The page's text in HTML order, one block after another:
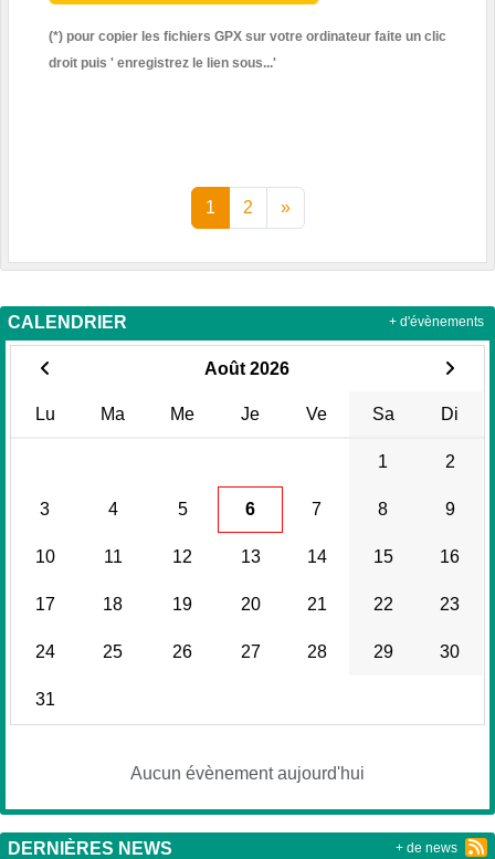
(*) pour copier les fichiers GPX sur votre ordinateur faite un clic
droit puis ' enregistrez le lien sous...'
1 2 »
CALENDRIER
Août 2026
Lu Ma Me Je Ve Sa Di
1 2
3 4 5 6 7 8 9
10 11 12 13 14 15 16
17 18 19 20 21 22 23
24 25 26 27 28 29 30
31
Aucun évènement aujourd'hui
+ d'évènements
DERNIÈRES NEWS + de news